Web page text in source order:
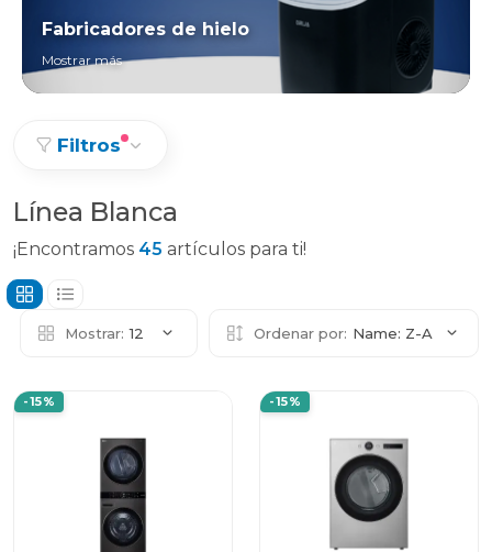
Fabricadores de hielo
Mostrar más
Filtros
Línea Blanca
¡Encontramos 45 artículos para ti!
Mostrar: 12 Ordenar por: Name: Z-A
-15% -15%